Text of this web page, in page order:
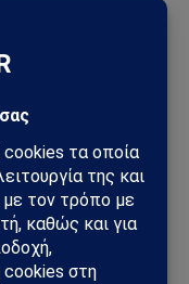
«πρόλαβε» τους
Σε πλήρη επιφυλακή
μποφόρ
Σαουδικής
της Aramco στην